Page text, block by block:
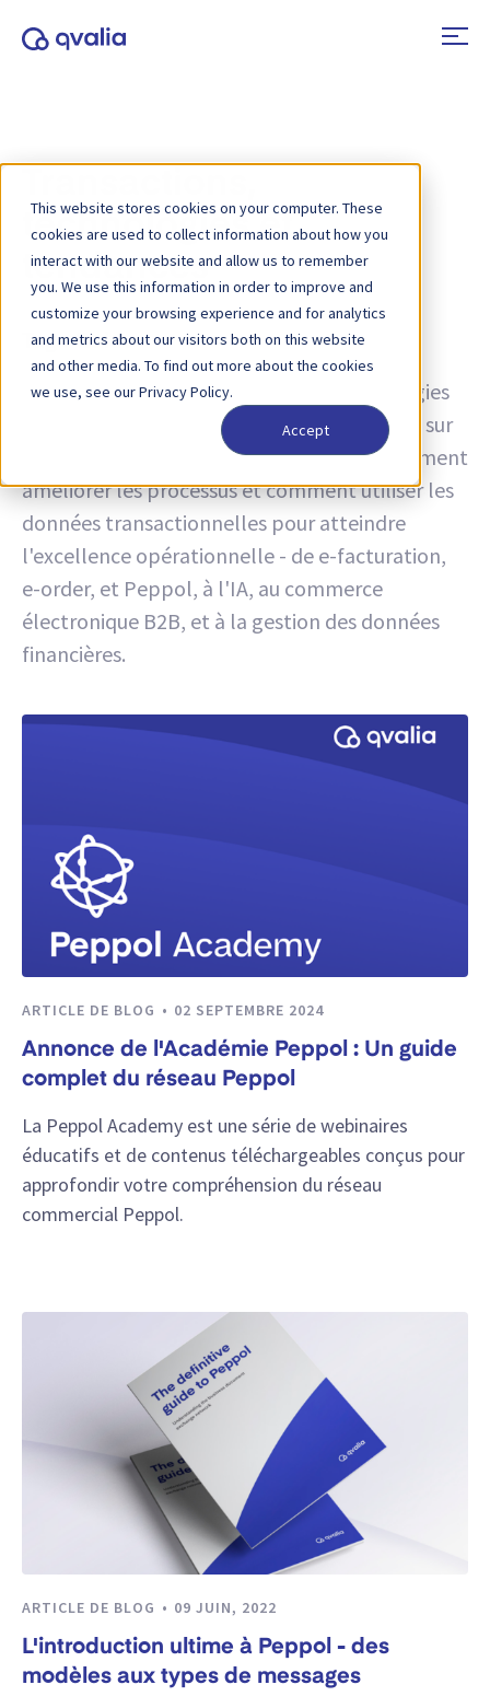
This website stores cookies on your computer. These
cookies are used to collect information about how you
interact with our website and allow us to remember
you. We use this information in order to improve and
customize your browsing experience and for analytics
and metrics about our visitors both on this website
and other media. To find out more about the cookies
we use, see our Privacy Policy.
Accept
technologies et
tendances
Tag :Guide
Des idées sur les transactions, les technologies
et les tendances, ainsi que des informations sur
les mises à jour de produits. Découvrez comment
améliorer les processus et comment utiliser les
données transactionnelles pour atteindre
l'excellence opérationnelle - de e-facturation,
e-order, et Peppol, à l'IA, au commerce
électronique B2B, et à la gestion des données
financières.
ARTICLE DE BLOG 02 SEPTEMBRE 2024
Annonce de l'Académie Peppol : Un guide
complet du réseau Peppol
La Peppol Academy est une série de webinaires
éducatifs et de contenus téléchargeables conçus pour
approfondir votre compréhension du réseau
commercial Peppol.
ARTICLE DE BLOG 09 JUIN, 2022
L'introduction ultime à Peppol - des
modèles aux types de messages